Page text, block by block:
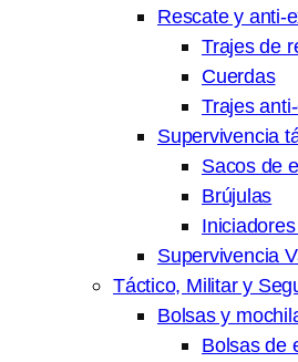
Rescate y anti-
Trajes de
Cuerdas
Trajes
Supervivencia
Sacos de
Brújulas
Supervivencia
Táctico, Militar y
Bolsas y
Bolsas de